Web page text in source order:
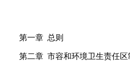
第一章 总则
第二章 市容和环境卫生责任区